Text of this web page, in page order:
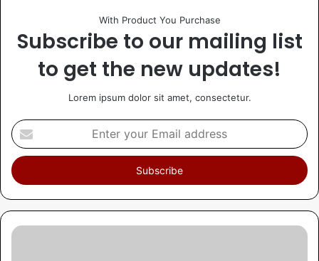
With Product You Purchase
Subscribe to our mailing list
to get the new updates!
Lorem ipsum dolor sit amet, consectetur.